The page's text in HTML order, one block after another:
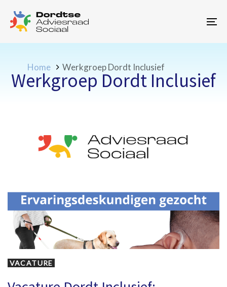
links
primary
navigation
content
Werkgroep Dordt Inclusief
Home Werkgroep Dordt Inclusief
VACATURE